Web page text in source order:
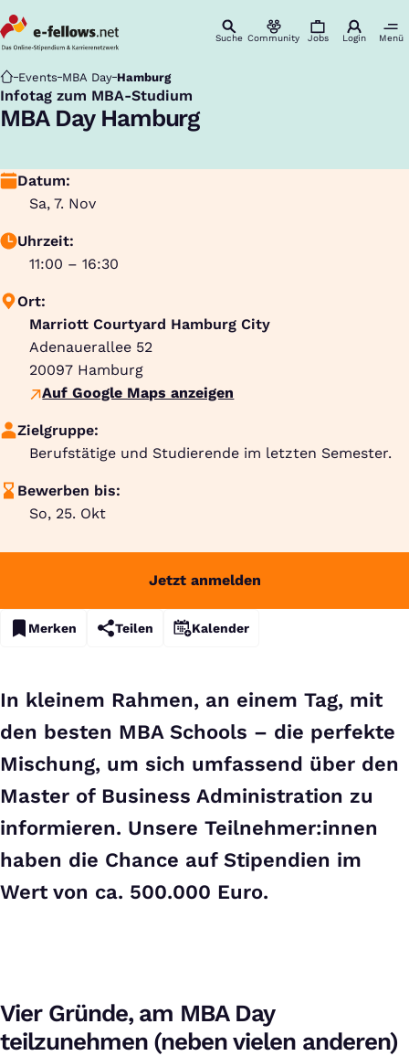
Suche Community Jobs Login Menü
Startseite
Events MBA Day Hamburg
Infotag zum MBA-Studium
:
MBA Day Hamburg
Datum:
Sa, 7. Nov
Uhrzeit:
11:00 – 16:30
Ort:
Marriott Courtyard Hamburg City
Adenauerallee 52
20097 Hamburg
Auf Google Maps anzeigen
Zielgruppe:
Berufstätige und Studierende im letzten Semester.
Bewerben bis:
So, 25. Okt
Jetzt anmelden
Merken Teilen Kalender
In kleinem Rahmen, an einem Tag, mit
den besten MBA Schools – die perfekte
Mischung, um sich umfassend über den
Master of Business Administration zu
informieren. Unsere Teilnehmer:innen
haben die Chance auf Stipendien im
Wert von ca. 500.000 Euro.
Vier Gründe, am MBA Day
teilzunehmen (neben vielen anderen)